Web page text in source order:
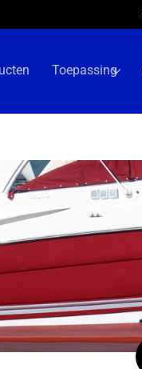
Toepassing